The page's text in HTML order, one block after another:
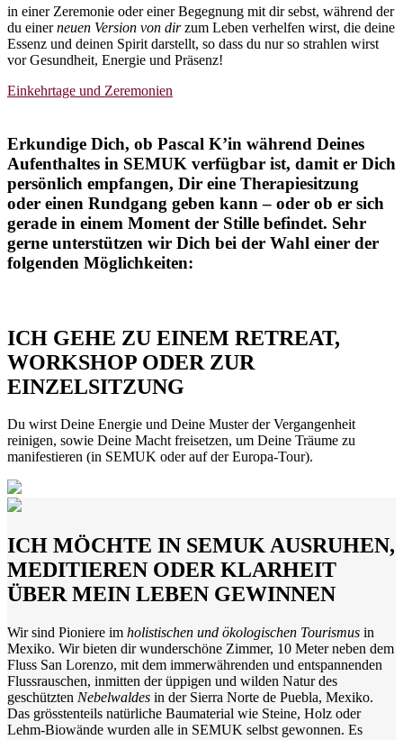
in einer Zeremonie oder einer Begegnung mit dir sebst, während der
du einerneuen Version von dirzum Leben verhelfen wirst, die deine
Essenz und deinen Spirit darstellt, so dass du nur so strahlen wirst
vor Gesundheit, Energie und Präsenz!
Einkehrtage und Zeremonien
Erkundige Dich, ob Pascal K’in während Deines
Aufenthaltes in SEMUK verfügbar ist, damit er Dich
persönlich empfangen, Dir eine Therapiesitzung
oder einen Rundgang geben kann – oder ob er sich
gerade in einem Moment der Stille befindet. Sehr
gerne unterstützen wir Dich bei der Wahl einer der
folgenden Möglichkeiten:
ICH GEHE ZU EINEM RETREAT,
WORKSHOP ODER ZUR
EINZELSITZUNG
Du wirst Deine Energie und Deine Muster der Vergangenheit
reinigen, sowie Deine Macht freisetzen, um Deine Träume zu
manifestieren (in SEMUK oder auf der Europa-Tour).
ICH MÖCHTE IN SEMUK AUSRUHEN,
MEDITIEREN ODER KLARHEIT
ÜBER MEIN LEBEN GEWINNEN
Wir sind Pioniere im holistischen und ökologischen Tourismus in
Mexiko. Wir bieten dir wunderschöne Zimmer, 10 Meter neben dem
Fluss San Lorenzo, mit dem immerwährenden und entspannenden
Flussrauschen, inmitten der üppigen und wilden Natur des
geschützten Nebelwaldes in der Sierra Norte de Puebla, Mexiko.
Das grösstenteils natürliche Baumaterial wie Steine, Holz oder
Lehm-Biowände wurden alle in SEMUK selbst gewonnen. Es